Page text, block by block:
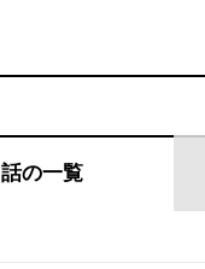
話の一覧